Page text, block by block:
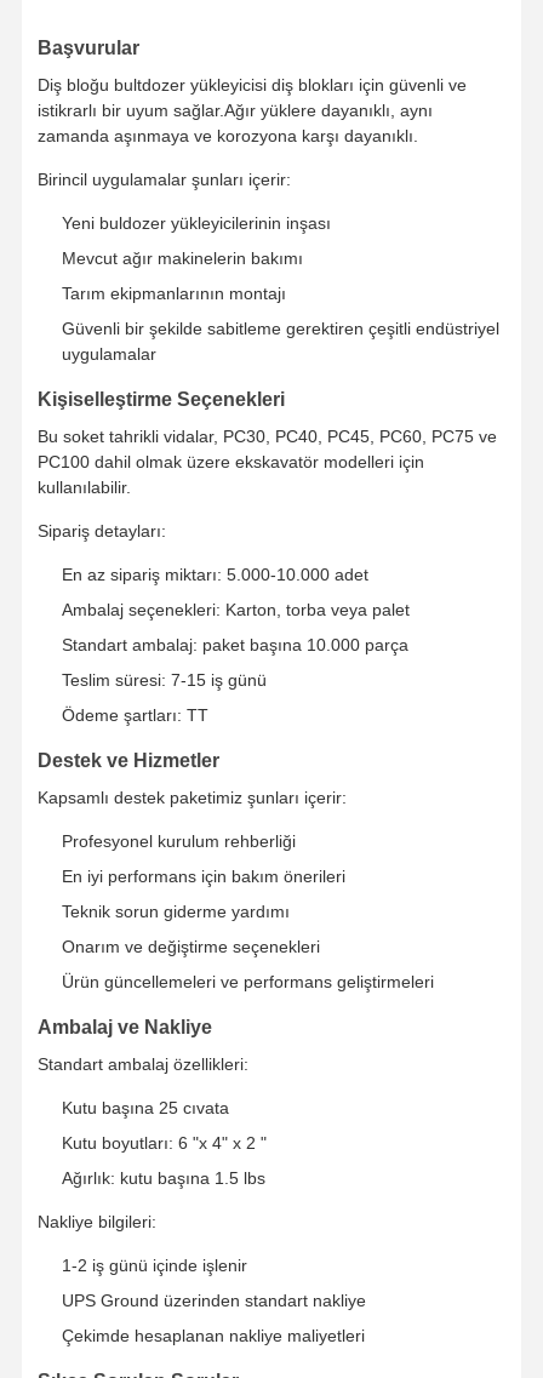
Diş Blok Bolt
Kamyon tekerleği bultusu
Pabuç Cıvatası
Başvurular
Diş bloğu bultdozer yükleyicisi diş blokları için güvenli ve
istikrarlı bir uyum sağlar.Ağır yüklere dayanıklı, aynı
zamanda aşınmaya ve korozyona karşı dayanıklı.
Birincil uygulamalar şunları içerir:
Yeni buldozer yükleyicilerinin inşası
Mevcut ağır makinelerin bakımı
Tarım ekipmanlarının montajı
Güvenli bir şekilde sabitleme gerektiren çeşitli endüstriyel
uygulamalar
Kişiselleştirme Seçenekleri
Bu soket tahrikli vidalar, PC30, PC40, PC45, PC60, PC75 ve
PC100 dahil olmak üzere ekskavatör modelleri için
kullanılabilir.
Sipariş detayları:
En az sipariş miktarı: 5.000-10.000 adet
Ambalaj seçenekleri: Karton, torba veya palet
Standart ambalaj: paket başına 10.000 parça
Teslim süresi: 7-15 iş günü
Ödeme şartları: TT
Destek ve Hizmetler
Kapsamlı destek paketimiz şunları içerir:
Profesyonel kurulum rehberliği
En iyi performans için bakım önerileri
Teknik sorun giderme yardımı
Onarım ve değiştirme seçenekleri
Ürün güncellemeleri ve performans geliştirmeleri
Ambalaj ve Nakliye
Standart ambalaj özellikleri:
Kutu başına 25 cıvata
Kutu boyutları: 6 "x 4" x 2 "
Ağırlık: kutu başına 1.5 lbs
Nakliye bilgileri:
1-2 iş günü içinde işlenir
UPS Ground üzerinden standart nakliye
Çekimde hesaplanan nakliye maliyetleri